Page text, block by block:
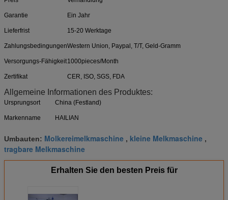
Garantie Ein Jahr
Lieferfrist 15-20 Werktage
ZahlungsbedingungenWestern Union, Paypal, T/T, Geld-Gramm
Versorgungs-Fähigkeit1000pieces/Month
Zertifikat CER, ISO, SGS, FDA
Allgemeine Informationen des Produktes:
Ursprungsort China (Festland)
Markenname HAILIAN
Umbauten: Molkereimelkmaschine , kleine Melkmaschine ,
tragbare Melkmaschine
Erhalten Sie den besten Preis für